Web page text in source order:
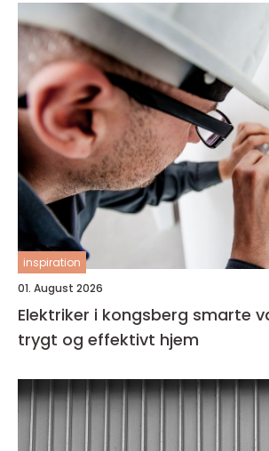
inspiration
01. August 2026
Elektriker i kongsberg smarte valg for et
trygt og effektivt hjem